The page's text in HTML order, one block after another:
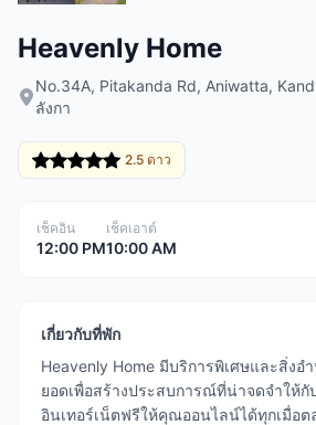
Heavenly Home
No.34A, Pitakanda Rd, Aniwatta,
ลังกา
2.5 ดาว
เช็คอิน
12:00 PM
เช็คเอาต์
10:00 AM
เกี่ยวกับที่พัก
Heavenly Home มีบริการพิเศษและสิ่ง
ยอดเพื่อสร้างประสบการณ์ที่น่าจดจำให้กั
อินเทอร์เน็ตฟรีให้คุณออนไลน์ได้ทุกเมื่อต